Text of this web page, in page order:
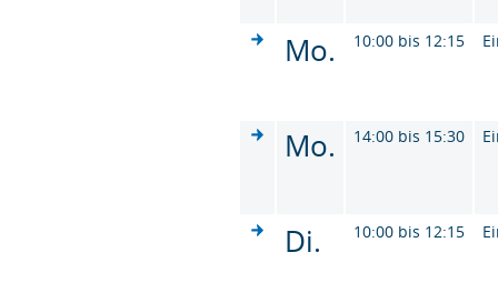
Mo. 10:00 bis 12:15
Mo. 14:00 bis 15:30
Di. 10:00 bis 12:15